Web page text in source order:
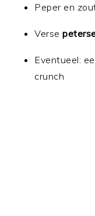
Peper en
Verse
Eventueel:
crunch